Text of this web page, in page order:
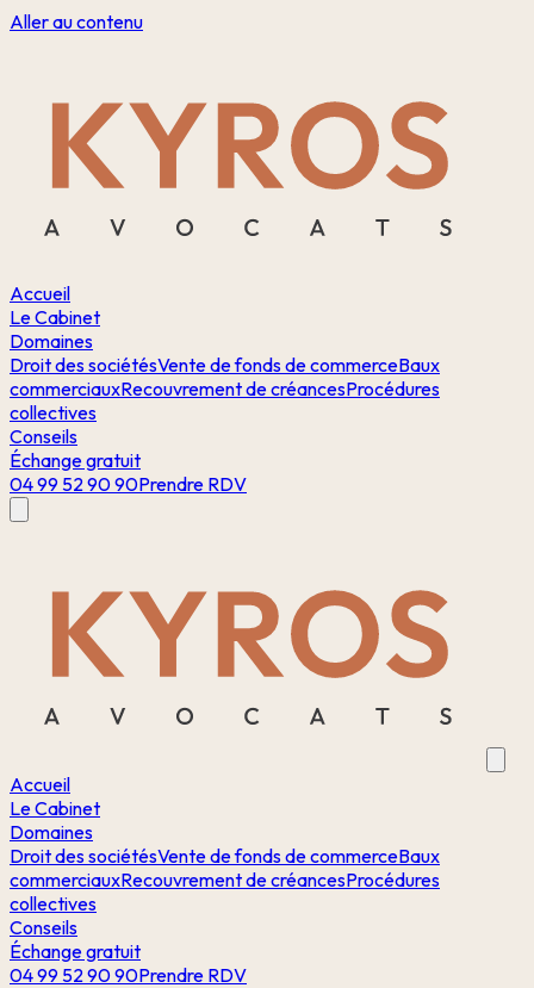
Aller au contenu
Accueil
Le Cabinet
Domaines
Droit des sociétésVente de fonds de commerceBaux
commerciauxRecouvrement de créancesProcédures
collectives
Conseils
Échange gratuit
04 99 52 90 90Prendre RDV
Accueil
Le Cabinet
Domaines
Droit des sociétésVente de fonds de commerceBaux
commerciauxRecouvrement de créancesProcédures
collectives
Conseils
Échange gratuit
04 99 52 90 90Prendre RDV